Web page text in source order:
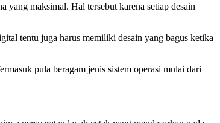
yang maksimal. Hal tersebut karena setiap desain
tentu juga harus memiliki desain yang bagus ketika
pula beragam jenis sistem operasi mulai dari